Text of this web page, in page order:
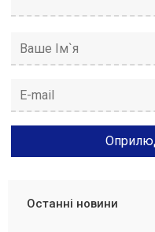
Останні новини